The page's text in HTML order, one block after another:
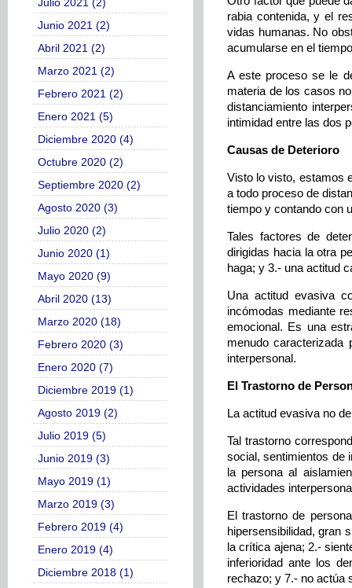
Junio 2021 (2)
Abril 2021 (2)
Marzo 2021 (2)
Febrero 2021 (2)
Enero 2021 (5)
Diciembre 2020 (4)
Octubre 2020 (2)
Septiembre 2020 (2)
Agosto 2020 (3)
Julio 2020 (2)
Junio 2020 (1)
Mayo 2020 (9)
Abril 2020 (13)
Marzo 2020 (18)
Febrero 2020 (3)
Enero 2020 (7)
Diciembre 2019 (1)
Agosto 2019 (2)
Julio 2019 (5)
Junio 2019 (3)
Mayo 2019 (1)
Marzo 2019 (3)
Febrero 2019 (4)
Enero 2019 (4)
Diciembre 2018 (1)
rabia contenida, y el
vidas humanas. No
acumularse en el
A este proceso se le
materia de los casos
distanciamiento
intimidad entre las dos
Causas de Deterioro
Visto lo visto, estamos
a todo proceso de
tiempo y contando con
Tales factores de
dirigidas hacia la otra
haga; y 3.- una actitud
Una actitud evasiva
incómodas mediante
emocional. Es una
menudo caracterizada
interpersonal.
El Trastorno de
La actitud evasiva no
Tal trastorno
social, sentimientos de
la persona al
actividades
El trastorno de
hipersensibilidad, gran
la crítica ajena; 2.-
inferioridad ante los
rechazo; y 7.- no actúa